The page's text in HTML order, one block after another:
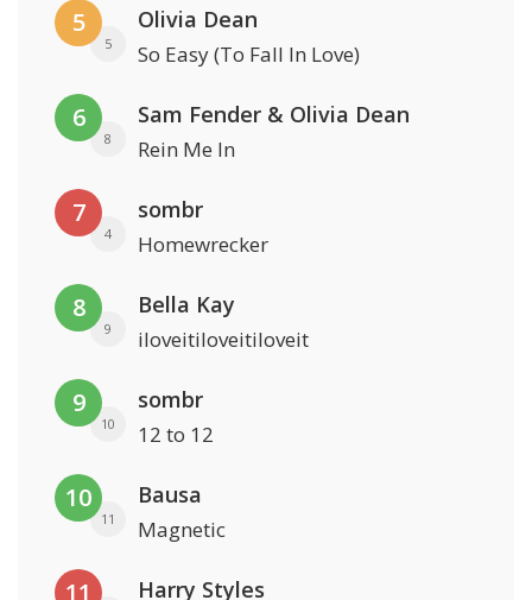
5
5
Olivia Dean
So Easy (To Fall In Love)
6
8
Sam Fender & Olivia Dean
Rein Me In
7
4
sombr
Homewrecker
8
9
Bella Kay
iloveitiloveitiloveit
9
10
sombr
12 to 12
10
11
Bausa
Magnetic
11 Harry Styles